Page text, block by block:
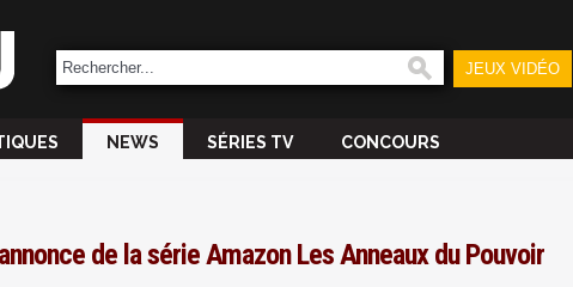
JEUX VIDÉO
NEWS SÉRIES TV CONCOURS
de la série Amazon Les Anneaux du Pouvoir